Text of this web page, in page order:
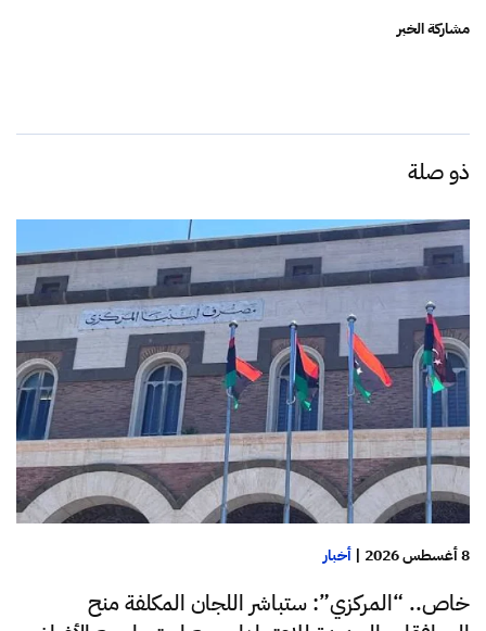
مشاركة الخبر
ذو صلة
8 أغسطس 2026 | أخبار
خاص.. “المركزي”: ستباشر اللجان المكلفة منح